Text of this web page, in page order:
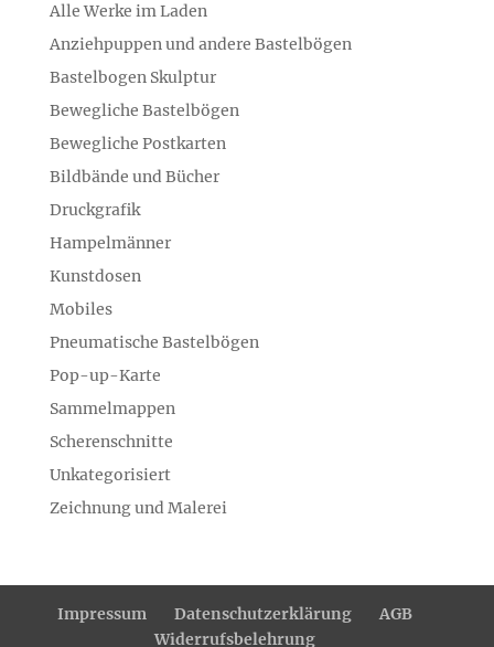
Alle Werke im Laden
Anziehpuppen und andere Bastelbögen
Bastelbogen Skulptur
Bewegliche Bastelbögen
Bewegliche Postkarten
Bildbände und Bücher
Druckgrafik
Hampelmänner
Kunstdosen
Mobiles
Pneumatische Bastelbögen
Pop-up-Karte
Sammelmappen
Scherenschnitte
Unkategorisiert
Zeichnung und Malerei
Impressum Datenschutzerklärung
AGB
Widerrufsbelehrung